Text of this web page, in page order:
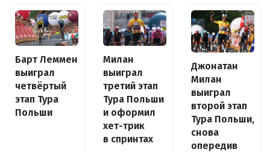
Барт Леммен
выиграл
четвёртый
этап Тура
Польши
Милан
выиграл
третий этап
Тура Польши
и оформил
хет-трик
в спринтах
Джонатан
Милан
выиграл
второй этап
Тура Польши,
снова
опередив